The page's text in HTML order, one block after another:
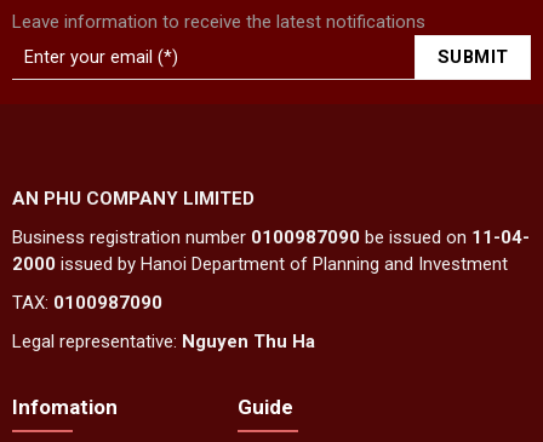
Leave information to receive the latest notifications
AN PHU COMPANY LIMITED
Business registration number 0100987090be issued on 11-04-
2000issued by Hanoi Department of Planning and Investment
TAX: 0100987090
Legal representative: Nguyen Thu Ha
Infomation Guide